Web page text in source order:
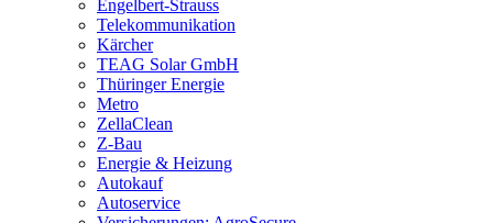
Engelbert-Strauss
Telekommunikation
Kärcher
TEAG Solar GmbH
Thüringer Energie
Metro
ZellaClean
Z-Bau
Energie & Heizung
Autokauf
Autoservice